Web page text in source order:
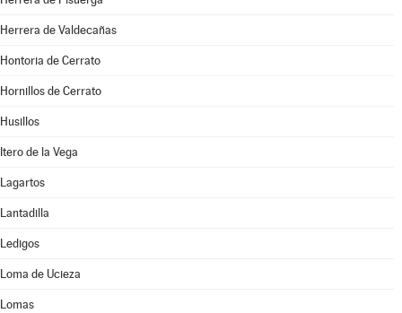
Herrera de Valdecañas
Hontoria de Cerrato
Hornillos de Cerrato
Husillos
Itero de la Vega
Lagartos
Lantadilla
Ledigos
Loma de Ucieza
Lomas